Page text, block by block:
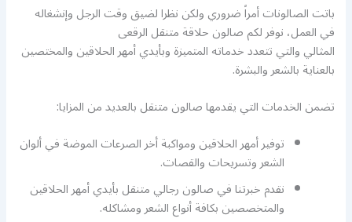
باتت الصالونات أمراً ضروري ولكن نظرا لضيق وقت الرجل وإنشغاله
في العمل، نوفر لكم صالون حلاقة متنقل الرقعى
المثالي والتي تتعدد خدماته المتميزة وبأيدي أمهر الحلاقين والمختصين
بالعناية بالشعر والبشرة.
تضمن الخدمات التي يقدمها صالون متنقل بالعديد من المزايا:
توفير أمهر الحلاقين ومواكبة أخر الصرعات الموضة في ألوان
الشعر وتسريحات والقصات.
نقدم خبرتنا في صالون رجالي متنقل بأيدي أمهر الحلاقين
والمتخصصين بكافة أنواع الشعر ومشاكله.